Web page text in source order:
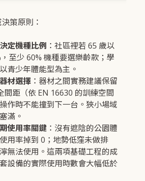
策原則：
定機種比例 ：社區裡若 65 歲以
至少 60% 機種要選樂齡款；學
青少年體能型為主。
材選擇 ：器材之間實務建議保留
間距（依 EN 16630 的訓練空間
作時不能撞到下一台。狹小場域
滿。
使用率關鍵 ：沒有遮陰的公園體
用率掉到 0；地勢低窪未做排
無法使用。這兩項基礎工程的成
設備的實際使用時數會大幅低於